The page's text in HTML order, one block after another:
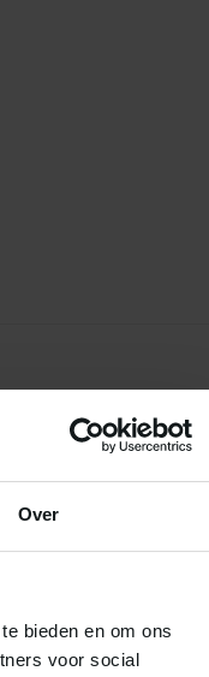
Over
bieden en om ons
voor social